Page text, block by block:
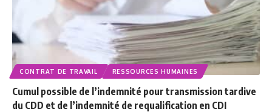
CONTRAT DE TRAVAIL RESSOURCES HUMAINES
Cumul possible de l’indemnité pour transmission tardive
du CDD et de l’indemnité de requalification en CDI